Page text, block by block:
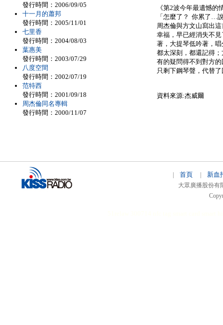
《第2波今年最遺憾
「怎麼了？ 你累了…
周杰倫與方文山寫出
幸福，早已經消失不
著，大提琴低吟著，
都太深刻，都還記得
有的疑問得不到對方
只剩下鋼琴聲，代替
資料來源:杰威爾
發行時間：2006/09/05
十一月的蕭邦
發行時間：2005/11/01
七里香
發行時間：2004/08/03
葉惠美
發行時間：2003/07/29
八度空間
發行時間：2002/07/19
范特西
發行時間：2001/09/18
周杰倫同名專輯
發行時間：2000/11/07
首頁 新血
大眾廣播股份有